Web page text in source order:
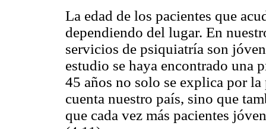
La edad de los pacientes que
dependiendo del lugar. En
servicios de psiquiatría son
estudio se haya encontrado una
45 años no solo se explica por
cuenta nuestro país, sino que
que cada vez más pacientes